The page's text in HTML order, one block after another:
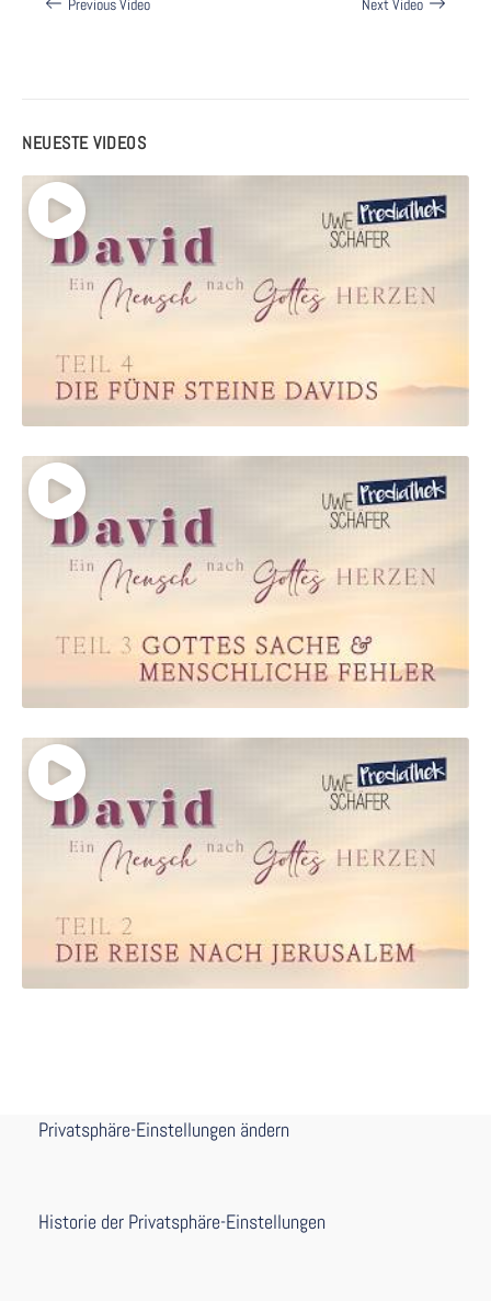
NEUESTE VIDEOS
Privatsphäre-Einstellungen ändern
Historie der Privatsphäre-Einstellungen